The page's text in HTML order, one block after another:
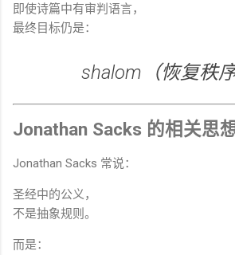
即使诗篇中有审判语言，
最终目标仍是：
shalom（恢复秩序
Jonathan Sacks 的相关思
Jonathan Sacks 常说：
圣经中的公义，
不是抽象规则。
而是：